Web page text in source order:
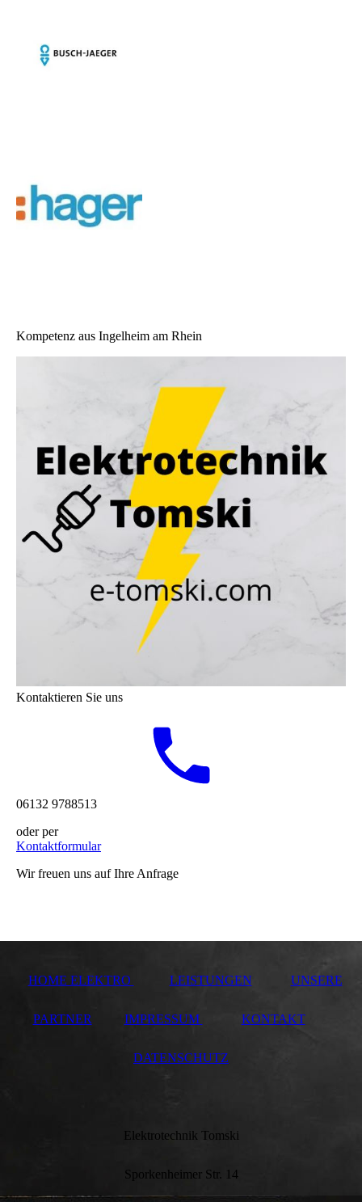
Kompetenz aus Ingelheim am Rhein
Kontaktieren Sie uns
06132 9788513
oder per
Kontaktformular
Wir freuen uns auf Ihre Anfrage
HOME ELEKTRO LEISTUNGEN UNSERE
PARTNER IMPRESSUM KONTAKT
DATENSCHUTZ
Elektrotechnik Tomski
Sporkenheimer Str. 14